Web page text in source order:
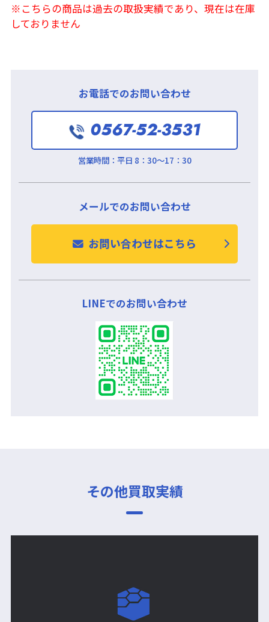
※こちらの商品は過去の取扱実績であり、現在は在庫
しておりません
お電話でのお問い合わせ
0567-52-3531
営業時間： 平日 8：30～17：30
メールでのお問い合わせ
お問い合わせはこちら
LINEでのお問い合わせ
その他買取実績